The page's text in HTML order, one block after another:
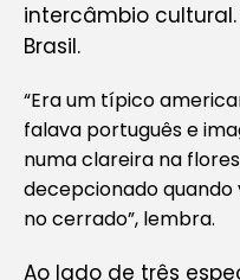
intercâmbio
Brasil.
“Era um típico
falava português e
numa clareira na
decepcionado
no cerrado”, lembra.
Ao lado de três